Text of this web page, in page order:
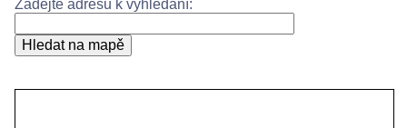
Zadejte adresu k vyhledání:
Hledat na mapě